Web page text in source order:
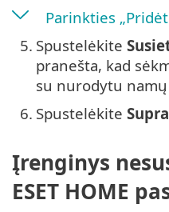
Parinkties
5. Spustelėkite
pranešta, kad
su nurodytu
6. Spustelėkite
Įrenginys
ESET HOME